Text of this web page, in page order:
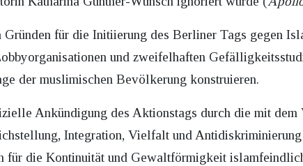
Gründen für die Initiierung des Berliner Tags gegen
und zweifelhaften
der muslimischen Bevölkerung konstruieren.
Ankündigung des Aktionstags durch die mit dem
Integration, Vielfalt und
für die Kontinuität und Gewaltförmigkeit